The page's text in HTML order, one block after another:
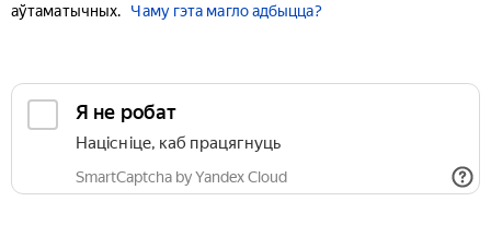
аўтаматычных.
Чаму гэта магло адбыцца?
Я не робат
Націсніце, каб працягнуць
SmartCaptcha by Yandex Cloud